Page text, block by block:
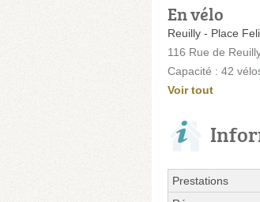
En vélo
Reuilly - Place
116 Rue de
Capacité : 42
Voir tout
Prestations